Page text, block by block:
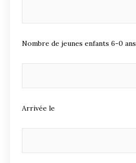
Nombre de jeunes enfants 6-0 ans
Arrivée le